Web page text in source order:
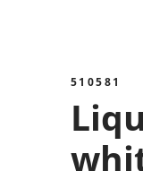
510581
Liquid soap dispenser 1L